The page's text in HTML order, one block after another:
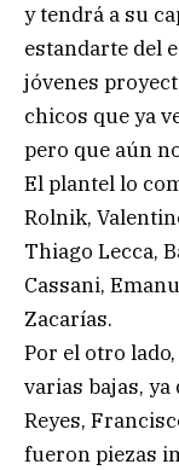
y tendrá a su
estandarte del
jóvenes
chicos que ya
pero que aún
El plantel lo
Rolnik,
Thiago Lecca,
Cassani,
Zacarías.
Por el otro
varias bajas, ya
Reyes,
fueron piezas